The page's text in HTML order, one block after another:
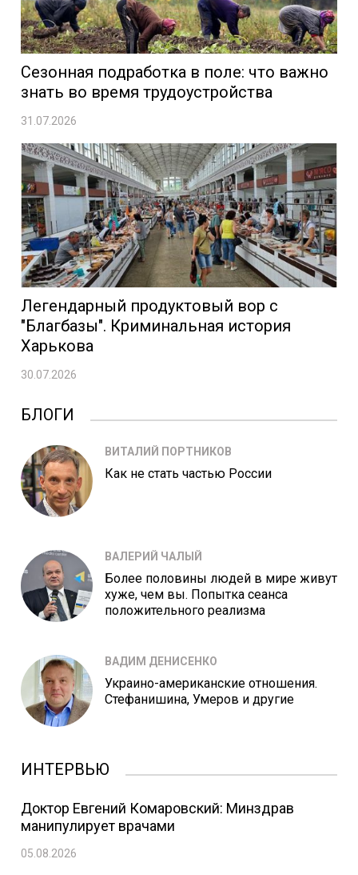
Сезонная подработка в поле: что важно
знать во время трудоустройства
31.07.2026
Легендарный продуктовый вор с
"Благбазы". Криминальная история
Харькова
30.07.2026
БЛОГИ
ВИТАЛИЙ ПОРТНИКОВ
Как не стать частью России
ВАЛЕРИЙ ЧАЛЫЙ
Более половины людей в мире живут
хуже, чем вы. Попытка сеанса
положительного реализма
ВАДИМ ДЕНИСЕНКО
Украино-американские отношения.
Стефанишина, Умеров и другие
ИНТЕРВЬЮ
Доктор Евгений Комаровский: Минздрав
манипулирует врачами
05.08.2026